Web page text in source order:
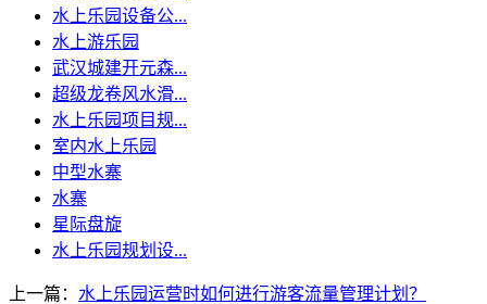
水上乐园设备公...
水上游乐园
武汉城建开元森...
超级龙卷风水滑...
水上乐园项目规...
室内水上乐园
中型水寨
水寨
星际盘旋
水上乐园规划设...
上一篇： 水上乐园运营时如何进行游客流量管理计划？